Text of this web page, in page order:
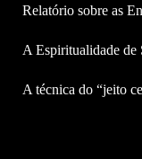
Relatório sobre as
A Espiritualidade de
A técnica do “jeito